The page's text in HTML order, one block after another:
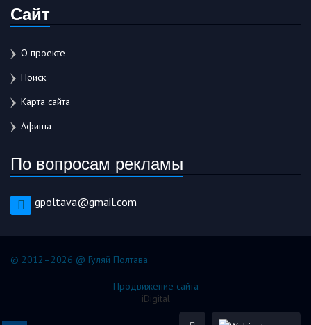
Сайт
О проекте
Поиск
Карта сайта
Афиша
По вопросам рекламы
gpoltava@gmail.com
© 2012–2026 @ Гуляй Полтава
Продвижение сайта
iDigital